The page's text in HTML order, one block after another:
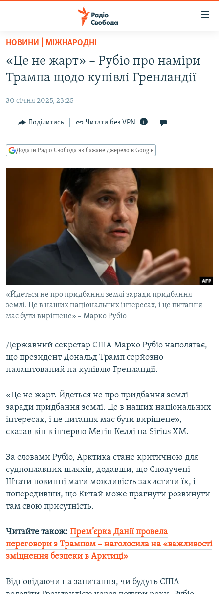
Перейти
основного
матеріалу
Перейти
до
навігації
Перейти
до
ВСЕ ЗА ДОБУ
СТАТТІ
ПОЛІТИКА
ЕКОНОМІКА
КУЛЬТУРА
ВІЙНА
РОСІЙСЬКА «ФІЛЬТРАЦІЯ»
КРИМ.РЕАЛІЇ
КИТАЙ.ВИКЛИКИ
МУЛЬТИМЕДІА
КРИМ РЕАЛІЇ
РУС
КТАТ
НОВИНИ | МІЖНАРОДНІ
«Це не жарт» – Рубіо про наміри
Трампа щодо купівлі Гренландії
30 січня 2025, 23:25
Поділитись Читати без VPN
Додати Радіо Свобода як бажане джерело в Google
«Йдеться не про придбання землі заради придбання
землі. Це в наших національних інтересах, і це питання
має бути вирішене» – Марко Рубіо
Державний секретар США Марко Рубіо наполягає,
що президент Дональд Трамп серйозно
налаштований на купівлю Гренландії.
«Це не жарт. Йдеться не про придбання землі
заради придбання землі. Це в наших національних
інтересах, і це питання має бути вирішене», –
сказав він в інтервю Мегін Келлі на Sirius XM.
За словами Рубіо, Арктика стане критичною для
судноплавних шляхів, додавши, що Сполучені
Штати повинні мати можливість захистити їх, і
попередивши, що Китай може прагнути розвинути
там свою присутність.
Читайте також: Прем’єрка Данії провела
переговори з Трампом – наголосила на «важливості
зміцнення безпеки в Арктиці»
Відповідаючи на запитання, чи будуть США